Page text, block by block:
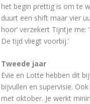
het begin prettig is om te
duurt een shift maar vier
hoor’ verzekert Tijntje
De tijd vliegt voorbij.’
Tweede jaar
Evie en Lotte hebben dit
bijvullen en supervisie.
met oktober. Je werkt